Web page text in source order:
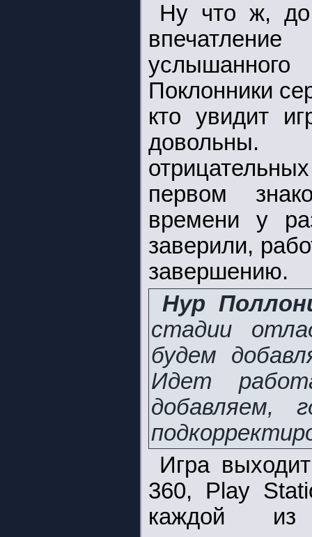
Ну что ж, до
услышанного
Поклонники
кто увидит
довольны.
первом
времени у
заверили,
завершению.
Нур
стадии
будем
Идет
добавляем,
Игра
360, Play
каждой из